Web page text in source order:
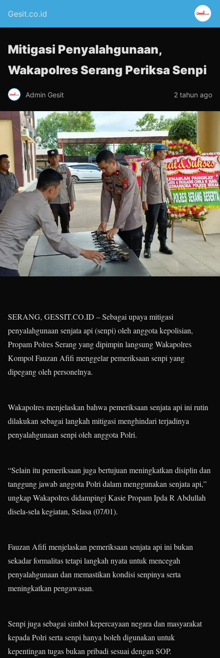
Gesit.co.id
Mitigasi Penyalahgunaan,
Wakapolres Serang Periksa Senpi
Admin Gesit 2 tahun ago
SERANG, GESSIT.CO.ID – Sebagai upaya mitigasi
penyalahgunaan senjata api (senpi) oleh anggota kepolisian,
Propam Polres Serang yang dipimpin langsung Wakapolres
Kompol Fauzan Afifi menggelar pemeriksaan senpi yang
dipegang oleh personelnya.
Wakapolres menjelaskan bahwa pemeriksaan senjata api ini rutin
dilakukan sebagai langkah mitigasi menghindari terjadinya
penyalahgunaan senpi oleh anggota Polri.
“Selain itu pemeriksaan juga bertujuan meningkatkan disiplin dan
tanggung jawab anggota Polri dalam menggunakan senjata api,”
ungkap Wakapolres didampingi Kasie Propam Ipda R Abdullah
disela-sela kegiatan, Selasa (07/01).
Fauzan Afifi menjelaskan pemeriksaan senjata api ini bukan
sekadar formalitas tetapi langkah nyata untuk mencegah
penyalahgunaan dan memastikan kondisi senpinya serta
meningkatkan pengawasan.
Senpi juga sebagai simbol kepercayaan negara dan masyarakat
kepada Polri serta senpi hanya boleh digunakan untuk
kepentingan tugas bukan pribadi sesuai dengan SOP.